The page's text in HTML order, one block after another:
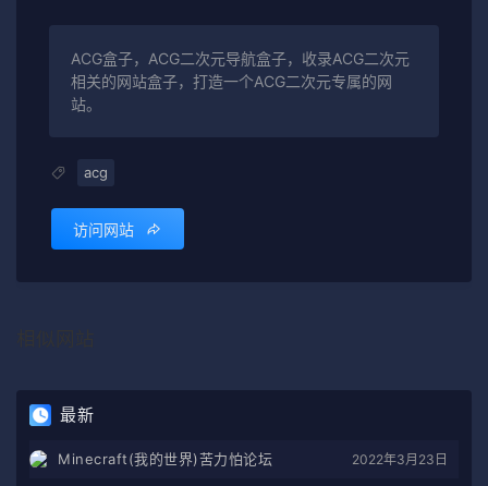
ACG盒子，ACG二次元导航盒子，收录ACG二次元
相关的网站盒子，打造一个ACG二次元专属的网
站。
acg
访问网站
最新
Minecraft(我的世界)苦力怕论坛 2022年3月23日